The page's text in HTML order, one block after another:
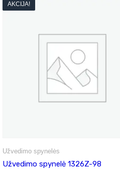
AKCIJA!
Užvedimo spynelės
Užvedimo spynelė 1326Z-98